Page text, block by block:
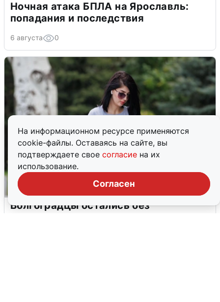
На информационном ресурсе применяются
cookie-файлы. Оставаясь на сайте, вы
подтверждаете свое согласие на их
использование.
Согласен
Ночная атака БПЛА на Ярославль:
попадания и последствия
6 августа 0
Волгоградцы остались без